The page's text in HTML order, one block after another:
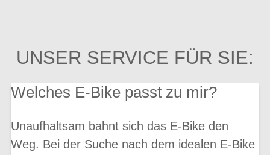
UNSER SERVICE FÜR SIE:
Welches E-Bike passt zu mir?
Unaufhaltsam bahnt sich das E-Bike den
Weg. Bei der Suche nach dem idealen E-Bike